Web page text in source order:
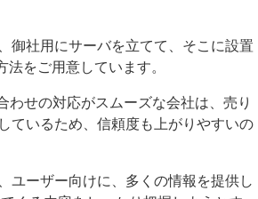
御社用にサーバを立てて、そこに設置
をご用意しています。
せの対応がスムーズな会社は、売り
ているため、信頼度も上がりやすいの
ユーザー向けに、多くの情報を提供し